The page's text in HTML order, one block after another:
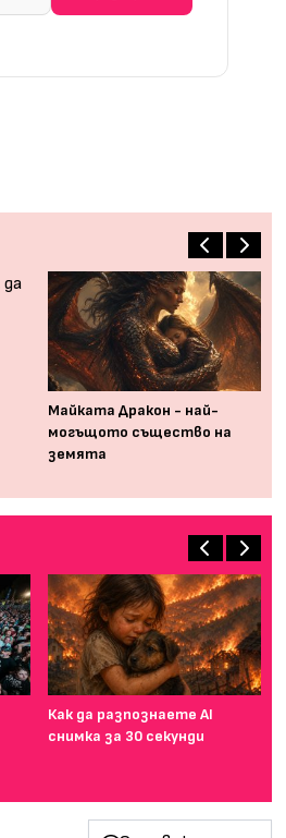
Майката Дракон - най-
могъщото същество на
земята
Как да разпознаете AI
снимка за 30 секунди